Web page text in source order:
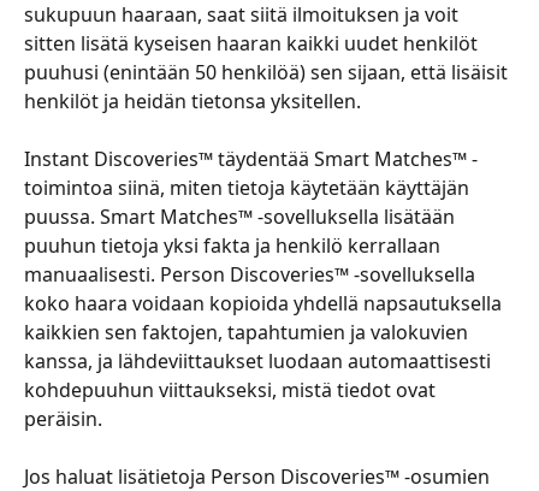
sukupuun haaraan, saat siitä ilmoituksen ja voit
sitten lisätä kyseisen haaran kaikki uudet henkilöt
puuhusi (enintään 50 henkilöä) sen sijaan, että lisäisit
henkilöt ja heidän tietonsa yksitellen.
Instant Discoveries™ täydentää Smart Matches™ -
toimintoa siinä, miten tietoja käytetään käyttäjän
puussa. Smart Matches™ -sovelluksella lisätään
puuhun tietoja yksi fakta ja henkilö kerrallaan
manuaalisesti. Person Discoveries™ -sovelluksella
koko haara voidaan kopioida yhdellä napsautuksella
kaikkien sen faktojen, tapahtumien ja valokuvien
kanssa, ja lähdeviittaukset luodaan automaattisesti
kohdepuuhun viittaukseksi, mistä tiedot ovat
peräisin.
Jos haluat lisätietoja Person Discoveries™ -osumien